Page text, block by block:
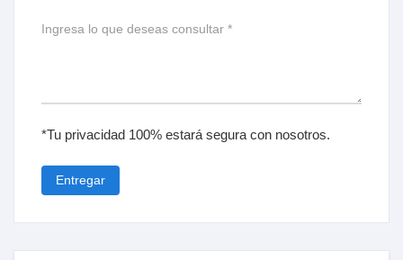
*Tu privacidad 100% estará segura con nosotros.
Entregar